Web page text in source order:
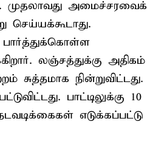
முதலாவது அமைச்சரவைக்
செய்யக்கூடாது.
லஞ்சத்துக்கு அதிகம்
நின்றுவிட்டது.
பாட்டிலுக்கு 10
எடுக்கப்பட்டு